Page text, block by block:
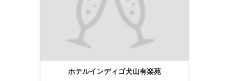
ホテルインディゴ犬山有楽苑